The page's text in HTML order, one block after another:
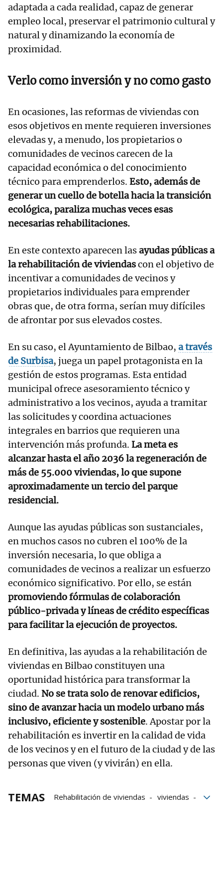
adaptada a cada realidad, capaz de generar
empleo local, preservar el patrimonio cultural y
natural y dinamizando la economía de
proximidad.
Verlo como inversión y no como gasto
En ocasiones, las reformas de viviendas con
esos objetivos en mente requieren inversiones
elevadas y, a menudo, los propietarios o
comunidades de vecinos carecen de la
capacidad económica o del conocimiento
técnico para emprenderlos. Esto, además de
generar un cuello de botella hacia la transición
ecológica, paraliza muchas veces esas
necesarias rehabilitaciones.
En este contexto aparecen lasayudas públicas a
la rehabilitación de viviendascon el objetivo de
incentivar a comunidades de vecinos y
propietarios individuales para emprender
obras que, de otra forma, serían muy difíciles
de afrontar por sus elevados costes.
En su caso, el Ayuntamiento de Bilbao, a través
de Surbisa, juega un papel protagonista en la
gestión de estos programas. Esta entidad
municipal ofrece asesoramiento técnico y
administrativo a los vecinos, ayuda a tramitar
las solicitudes y coordina actuaciones
integrales en barrios que requieren una
intervención más profunda. La meta es
alcanzar hasta el año 2036 la regeneración de
más de 55.000 viviendas, lo que supone
aproximadamente un tercio del parque
residencial.
Aunque las ayudas públicas son sustanciales,
en muchos casos no cubren el 100% de la
inversión necesaria, lo que obliga a
comunidades de vecinos a realizar un esfuerzo
económico significativo. Por ello, se están
promoviendo fórmulas de colaboración
público-privada y líneas de crédito específicas
para facilitar la ejecución de proyectos.
En definitiva, las ayudas a la rehabilitación de
viviendas en Bilbao constituyen una
oportunidad histórica para transformar la
ciudad. No se trata solo de renovar edificios,
sino de avanzar hacia un modelo urbano más
inclusivo, eficiente y sostenible. Apostar por la
rehabilitación es invertir en la calidad de vida
de los vecinos y en el futuro de la ciudad y de las
personas que viven (y vivirán) en ella.
TEMAS Rehabilitación de viviendas
viviendas